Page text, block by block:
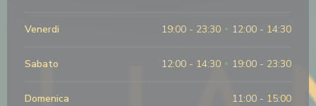
Venerdi 19:00 - 23:30 • 12:00 - 14:30
Sabato 12:00 - 14:30 • 19:00 - 23:30
Domenica 11:00 - 15:00